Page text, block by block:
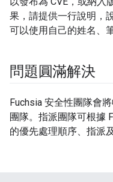
果，請提供一行說明，
可以使用自己的姓名、
問題圓滿解決
Fuchsia 安全性團隊會
團隊。指派團隊可根據
的優先處理順序、指派